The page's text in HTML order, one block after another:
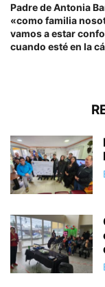
Padre de Antonia
«como familia
vamos a estar
cuando esté en la